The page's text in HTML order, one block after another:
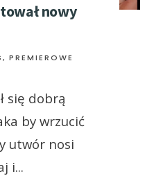
nowy
, PREMIEROWE
się dobrą
by wrzucić
utwór nosi
i...